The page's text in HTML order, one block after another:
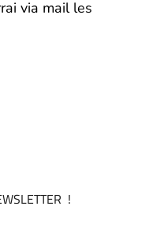
via mail les
!